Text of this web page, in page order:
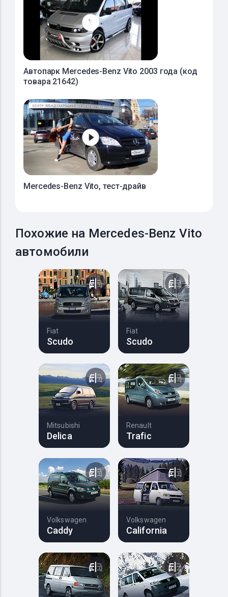
Автопарк Mercedes-Benz Vito 2003 года (код
товара 21642)
Mercedes-Benz Vito, тест-драйв
Похожие на Mercedes-Benz Vito
автомобили
Fiat
Scudo
Fiat
Scudo
Mitsubishi
Delica
Renault
Trafic
Volkswagen
Caddy
Volkswagen
California